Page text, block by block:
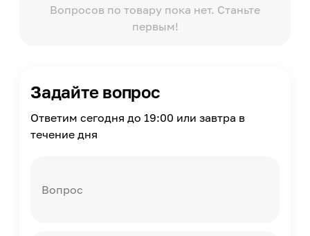
Хождение по полу через
Россия
Вопросов по товару пока нет. Станьте
первым!
Задайте вопрос
Ответим сегодня до 19:00 или завтра в
течение дня
Вопрос